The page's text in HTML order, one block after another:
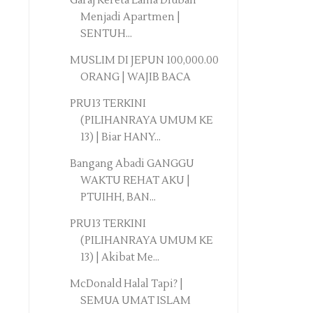
Menjadi Apartmen |
SENTUH...
MUSLIM DI JEPUN 100,000.00
ORANG | WAJIB BACA
PRU13 TERKINI
(PILIHANRAYA UMUM KE
13) | Biar HANY...
Bangang Abadi GANGGU
WAKTU REHAT AKU |
PTUIHH, BAN...
PRU13 TERKINI
(PILIHANRAYA UMUM KE
13) | Akibat Me...
McDonald Halal Tapi? |
SEMUA UMAT ISLAM